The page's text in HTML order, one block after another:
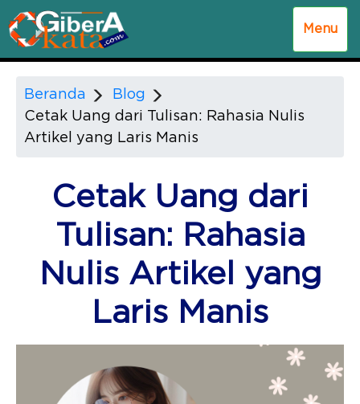
Menu
Beranda
Blog
Cetak Uang dari Tulisan: Rahasia Nulis
Artikel yang Laris Manis
Cetak Uang dari
Tulisan: Rahasia
Nulis Artikel yang
Laris Manis